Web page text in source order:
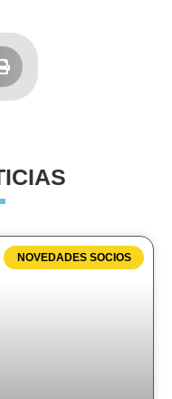
NOVEDADES SOCIOS